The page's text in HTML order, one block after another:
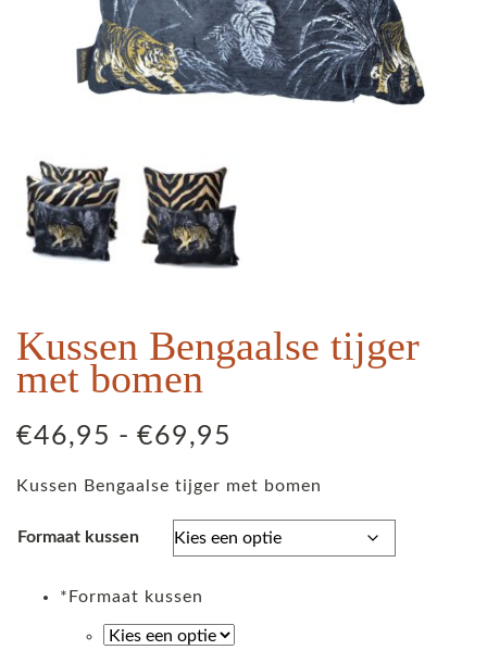
Kussen Bengaalse tijger
met bomen
€46,95 - €69,95
tot
€69,95
Kussen Bengaalse tijger met bomen
Formaat kussen
* Formaat kussen